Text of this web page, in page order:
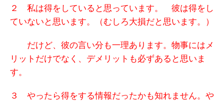
２ 私は得をしていると思っています。 彼は得をし
ていないと思います。（むしろ大損だと思います。）
だけど、彼の言い分も一理あります。物事にはメ
リットだけでなく、デメリットも必ずあると思いま
す。
３ やったら得をする情報だったかも知れません。や